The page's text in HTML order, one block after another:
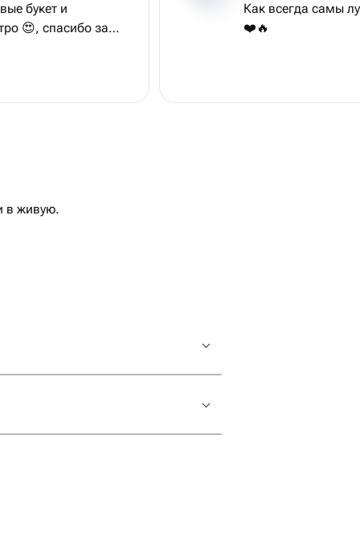
букет и
😍, спасибо за
Как всегда самы
❤️🔥
в живую.